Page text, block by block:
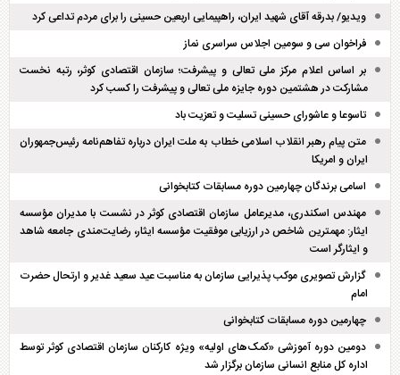
ویدیو/ بدرقه آقای شهید ایران، راهپیمایی اربعین حسینی را برای مردم تداعی کرد
فراخوان سی و سومین اجلاس سراسری نماز
بر اساس اعلام مرکز ملی تعالی و پیشرفت؛ سازمان اقتصادی کوثر، رتبه نخست
مشارکت در هشتمین دوره جایزه ملی تعالی و پیشرفت را کسب کرد
تاسوعا و عاشورای حسینی تسلیت و تعزیت باد
متن پیام رهبر انقلاب اسلامی خطاب به ملت ایران درباره تفاهم‌نامه رئیس‌جمهوران
ایران و امریکا
اسامی برندگان چهارمین دوره مسابقات کتابخوانی
مهندس اسکندری، مدیرعامل سازمان اقتصادی کوثر در نشست با مدیران مؤسسه
ایثار: مهمترین شاخص در ارزیابی موفقیت مؤسسه ایثار، رضایت‌مندی جامعه شاهد
و ایثارگر است
گزارش تصویری موکب پذیرایی سازمان به مناسبت عید سعید غدیر و ارتحال حضرت
امام
چهارمین دوره مسابقات کتابخوانی
دومین دوره آموزشی «کمک‌های اولیه» ویژه کارکنان سازمان اقتصادی کوثر توسط
اداره کل منابع انسانی سازمان برگزار شد